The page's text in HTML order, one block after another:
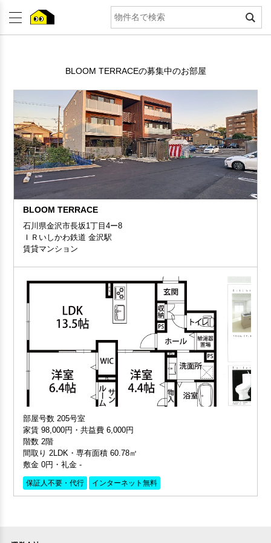
BLOOM TERRACEの募集中のお部屋
BLOOM TERRACE
石川県金沢市長坂1丁目4ー8
ＩＲいしかわ鉄道 金沢駅
賃貸マンション
部屋号数 205号室
家賃 98,000円・共益費 6,000円
階数 2階
間取り 2LDK・専有面積 60.78㎡
敷金 0円・礼金 -
保証人不要・代行 インターネット無料